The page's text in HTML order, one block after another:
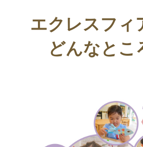
エクレスフィ
どんなとこ